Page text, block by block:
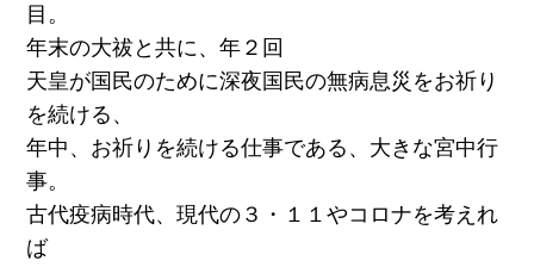
目。
年末の大祓と共に、年２回
天皇が国民のために深夜国民の無病息災をお祈り
を続ける、
年中、お祈りを続ける仕事である、大きな宮中行
事。
古代疫病時代、現代の３・１１やコロナを考えれ
ば